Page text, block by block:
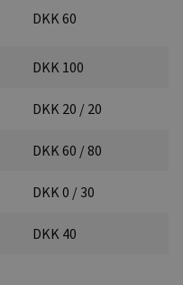
DKK 60
DKK 100
DKK 20 / 20
DKK 60 / 80
DKK 0 / 30
DKK 40